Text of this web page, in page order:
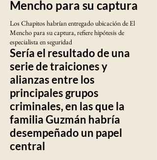
Mencho para su captura
Los Chapitos habrían entregado ubicación de El
Mencho para su captura, refiere hipótesis de
especialista en seguridad
Sería el resultado de una
serie de traiciones y
alianzas entre los
principales grupos
criminales, en las que la
familia Guzmán habría
desempeñado un papel
central